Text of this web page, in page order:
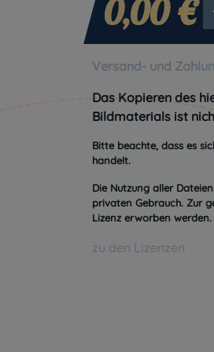
0,00 €
Versand- und
Das Kopieren des
Bildmaterials ist
Bitte beachte, dass es
handelt.
Die Nutzung aller
privaten Gebrauch. Zur
Lizenz erworben werden.
zu den Lizenzen